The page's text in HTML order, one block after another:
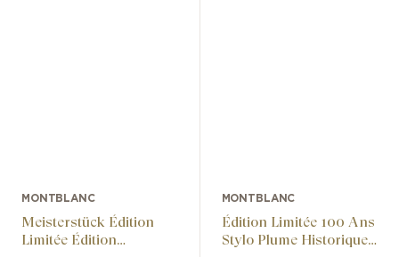
MONTBLANC
Meisterstück Édition
Limitée Édition
MONTBLANC
Édition Limitée 100 Ans
Stylo Plume Historique